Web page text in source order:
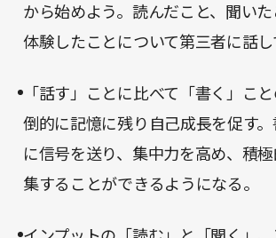
から始めよう。読んだこと、聞い
体験したことについて第三者に話し
「話す」ことに比べて「書く」こ
倒的に記憶に残り自己成長を促す
に信号を送り、集中力を高め、積
集することができるようになる。